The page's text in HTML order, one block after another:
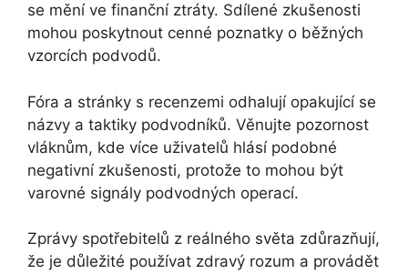
se mění ve finanční ztráty. Sdílené zkušenosti
mohou poskytnout cenné poznatky o běžných
vzorcích podvodů.
Fóra a stránky s recenzemi odhalují opakující se
názvy a taktiky podvodníků. Věnujte pozornost
vláknům, kde více uživatelů hlásí podobné
negativní zkušenosti, protože to mohou být
varovné signály podvodných operací.
Zprávy spotřebitelů z reálného světa zdůrazňují,
že je důležité používat zdravý rozum a provádět